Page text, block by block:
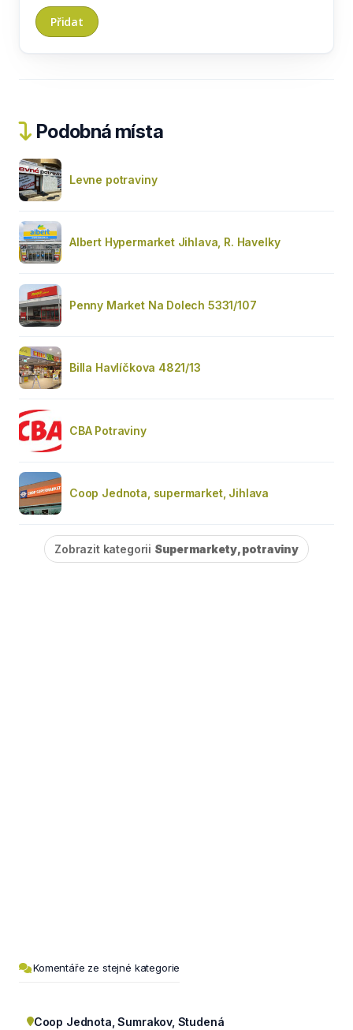
Podobná místa
Levne potraviny
Albert Hypermarket Jihlava, R. Havelky
Penny Market Na Dolech 5331/107
Billa Havlíčkova 4821/13
CBA Potraviny
Coop Jednota, supermarket, Jihlava
Zobrazit kategorii Supermarkety, potraviny
Komentáře ze stejné kategorie
Coop Jednota, Sumrakov, Studená